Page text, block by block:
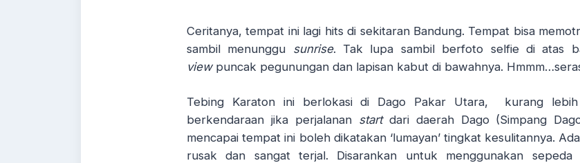
Ceritanya, tempat ini lagi hits di sekitaran Bandung. Tempat bisa
sambil menunggu sunrise. Tak lupa sambil berfoto selfie di atas
viewpuncak pegunungan dan lapisan kabut di bawahnya.
Tebing Karaton ini berlokasi di Dago Pakar Utara, kurang
berkendaraan jika perjalanan startdari daerah Dago (Simpang
mencapai tempat ini boleh dikatakan ‘lumayan’ tingkat kesulitannya.
rusak dan sangat terjal. Disarankan untuk menggunakan